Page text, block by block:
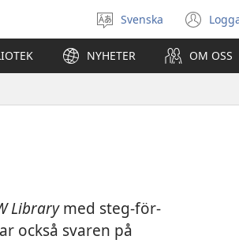
Välj
språk
Svenska
NYHETER OM OSS
Librarymed steg-för-
också svaren på